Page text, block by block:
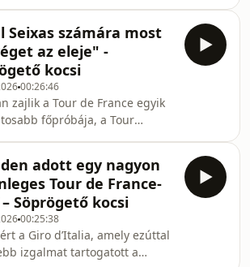
a hétvégi versenyen. A
a magyar versenyző,
kerékpárosa remek formában
mindkét hétvégi
győzött, ezzel az összetett
is megszerezte. A
Kocsi legutóbbi adásában
Dávid és Várhegyi Benjámin
teljesítményéről beszélgetett,
Tour de France is
Seixas számára most
az eleje" -
kocsi
00:26:46
zajlik a Tour de France egyik
főpróbája, a Tour
adásában Székely
Várhegyi Benjámin az első
eseményeiről beszélgetett,
a hazai versenyző, Alex
nyert. Szó esett a végső siker
esélyesének tartott
adott egy nagyon
Tour de France-
– Söprögető kocsi
00:25:38
a Giro d’Italia, amely ezúttal
izgalmat tartogatott a